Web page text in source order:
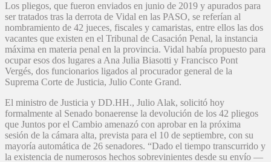
Los pliegos, que fueron enviados en junio de 2019 y apurados para
ser tratados tras la derrota de Vidal en las PASO, se referían al
nombramiento de 42 jueces, fiscales y camaristas, entre ellos las dos
vacantes que existen en el Tribunal de Casación Penal, la instancia
máxima en materia penal en la provincia. Vidal había propuesto para
ocupar esos dos lugares a Ana Julia Biasotti y Francisco Pont
Vergés, dos funcionarios ligados al procurador general de la
Suprema Corte de Justicia, Julio Conte Grand.
El ministro de Justicia y DD.HH., Julio Alak, solicitó hoy
formalmente al Senado bonaerense la devolución de los 42 pliegos
que Juntos por el Cambio amenazó con aprobar en la próxima
sesión de la cámara alta, prevista para el 10 de septiembre, con su
mayoría automática de 26 senadores. “Dado el tiempo transcurrido y
la existencia de numerosos hechos sobrevinientes desde su envío —